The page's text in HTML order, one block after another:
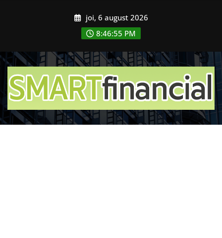
joi, 6 august 2026
8:46:57 PM